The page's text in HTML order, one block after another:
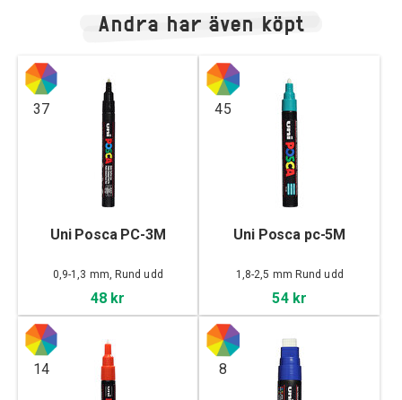
Andra har även köpt
37
Uni Posca PC-3M
0,9-1,3 mm, Rund udd
48 kr
45
Uni Posca pc-5M
1,8-2,5 mm Rund udd
54 kr
14 8